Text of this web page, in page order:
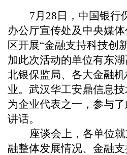
7月28日，中 国银行
办公厅宣传处及中央媒
区开展“金融支持科技创
加此次活动的单位有东
北银保监局、各大金融
业。武汉华工安鼎信息
为企业代表之一，参与
讲话。
座谈会上，各单位
融整体发展情况、金融